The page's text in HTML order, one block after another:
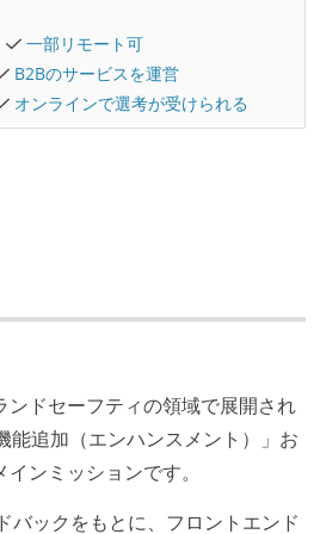
一部リモート可
B2Bのサービスを運営
オンラインで選考が受けられる
ンドセーフティの領域で展開され
能追加（エンハンスメント）」お
ンミッションです。
バックをもとに、フロントエンド